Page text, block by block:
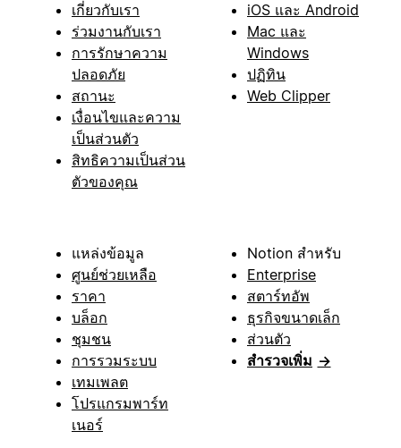
เกี่ยวกับเรา
ร่วมงานกับเรา
การรักษาความ
ปลอดภัย
สถานะ
เงื่อนไขและความ
เป็นส่วนตัว
สิทธิความเป็นส่วน
ตัวของคุณ
iOS และ Android
Mac และ
Windows
ปฏิทิน
Web Clipper
แหล่งข้อมูล
ศูนย์ช่วยเหลือ
ราคา
บล็อก
ชุมชน
การรวมระบบ
เทมเพลต
โปรแกรมพาร์ท
เนอร์
Notion สำหรับ
Enterprise
สตาร์ทอัพ
ธุรกิจขนาดเล็ก
ส่วนตัว
สำรวจเพิ่ม →